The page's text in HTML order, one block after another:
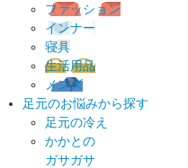
ファッション
インナー
寝具
生活用品
メンズ
足元のお悩みから探す
足元の冷え
かかとの
ガサガサ